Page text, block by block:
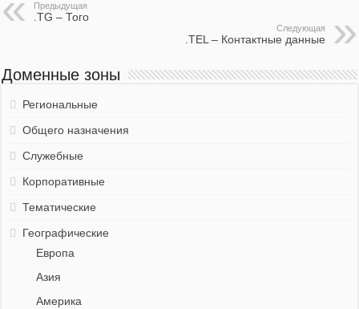
Предыдущая
.TG – Того
Следующая
.TEL – Контактные данные
Доменные зоны
Региональные
Общего назначения
Служебные
Корпоративные
Тематические
Географические
Европа
Азия
Америка